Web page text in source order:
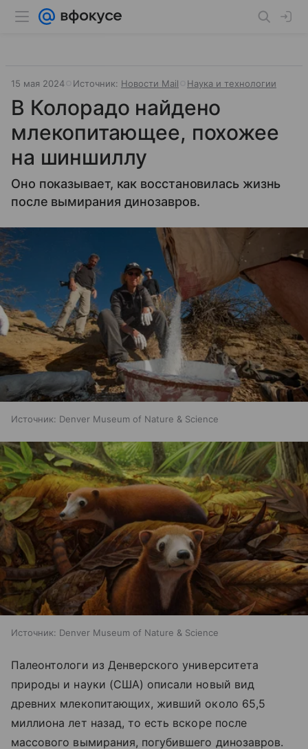
15 мая 2024 Источник: Новости Mail Наука и технологии
В Колорадо найдено
млекопитающее, похожее
на шиншиллу
Оно показывает, как восстановилась жизнь
после вымирания динозавров.
Источник: Denver Museum of Nature & Science
Источник: Denver Museum of Nature & Science
Палеонтологи из Денверского университета
природы и науки (США) описали новый вид
древних млекопитающих, живший около 65,5
миллиона лет назад, то есть вскоре после
массового вымирания, погубившего динозавров.